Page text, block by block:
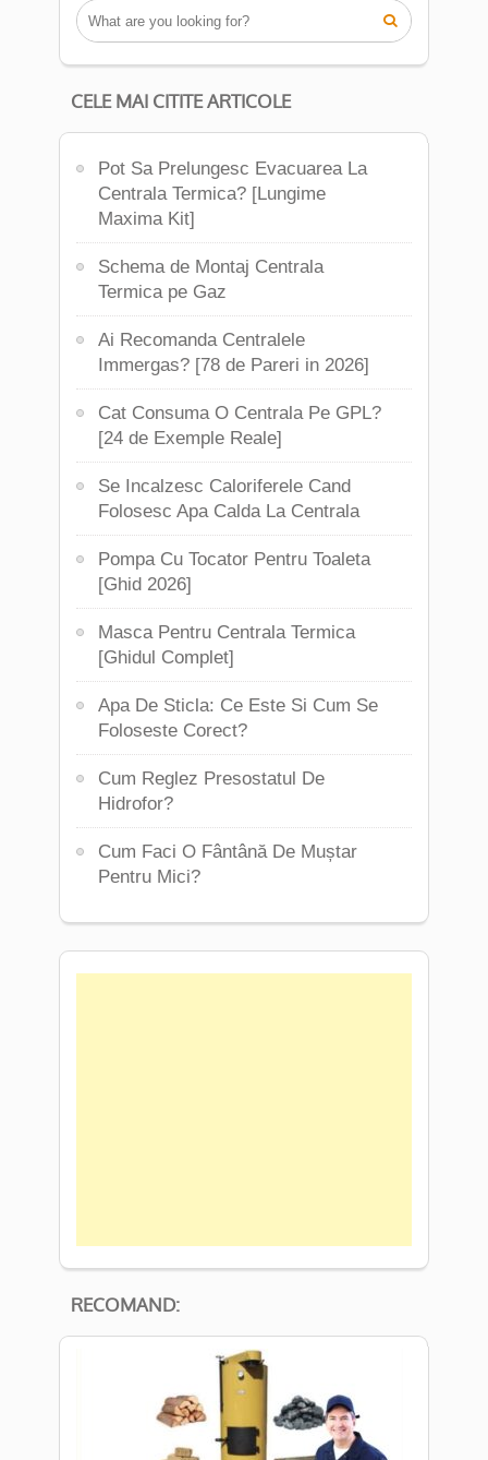

CELE MAI CITITE ARTICOLE
Pot Sa Prelungesc Evacuarea La
Centrala Termica? [Lungime
Maxima Kit]
Schema de Montaj Centrala
Termica pe Gaz
Ai Recomanda Centralele
Immergas? [78 de Pareri in 2026]
Cat Consuma O Centrala Pe GPL?
[24 de Exemple Reale]
Se Incalzesc Caloriferele Cand
Folosesc Apa Calda La Centrala
Pompa Cu Tocator Pentru Toaleta
[Ghid 2026]
Masca Pentru Centrala Termica
[Ghidul Complet]
Apa De Sticla: Ce Este Si Cum Se
Foloseste Corect?
Cum Reglez Presostatul De
Hidrofor?
Cum Faci O Fântână De Muștar
Pentru Mici?
RECOMAND: